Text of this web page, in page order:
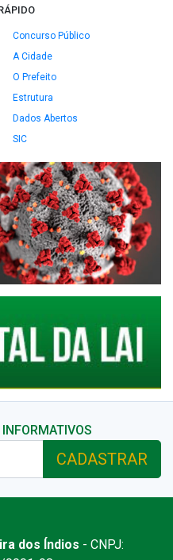
Concurso Público
A Cidade
O Prefeito
Estrutura
Dados Abertos
SIC
CADASTRAR
dos Índios - CNPJ: